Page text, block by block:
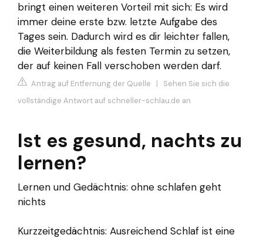
bringt einen weiteren Vorteil mit sich: Es wird
immer deine erste bzw. letzte Aufgabe des
Tages sein. Dadurch wird es dir leichter fallen,
die Weiterbildung als festen Termin zu setzen,
der auf keinen Fall verschoben werden darf.
Antrag auf Entfernung der Quelle | Sehen Sie sich die
vollständige Antwort auf schneller-schlau.de an
Ist es gesund, nachts zu
lernen?
Lernen und Gedächtnis: ohne schlafen geht
nichts
Kurzzeitgedächtnis: Ausreichend Schlaf ist eine